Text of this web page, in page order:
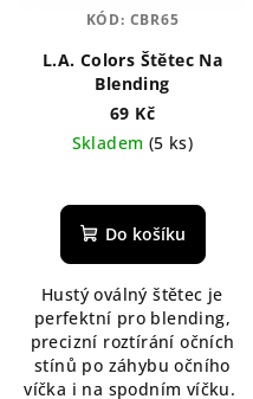
L.A. Colors Štětec Na
Blending
69 Kč
Skladem (5 ks)
Do košíku
Hustý oválný štětec je
perfektní pro blending,
precizní roztírání očních
stínů po záhybu očního
víčka i na spodním víčku.
KÓD: CBR65